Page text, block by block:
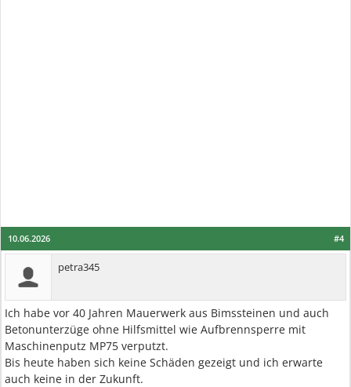
#4
10.06.2026
petra345
Ich habe vor 40 Jahren Mauerwerk aus Bimssteinen und auch
Betonunterzüge ohne Hilfsmittel wie Aufbrennsperre mit
Maschinenputz MP75 verputzt.
Bis heute haben sich keine Schäden gezeigt und ich erwarte
auch keine in der Zukunft.